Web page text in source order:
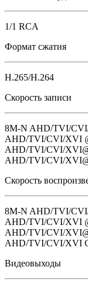
1/1 RCA
Формат сжатия
H.265/H.264
Скорость записи
8M-N AHD/TVI/
AHD/TVI/CVI/XVI
AHD/TVI/CVI/
AHD/TVI/CVI/
Скорость
8M-N AHD/TVI/
AHD/TVI/CVI/XVI
AHD/TVI/CVI/
AHD/TVI/CVI/XVI
Видеовыходы